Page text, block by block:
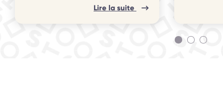
Lire la suite